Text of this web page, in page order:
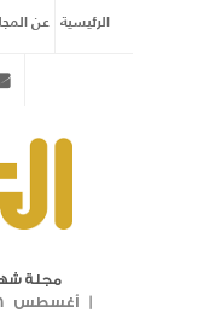
الرئيسية عن المجلة
مجلة
| أغسطس 2026 م- صفر 1448 هـ